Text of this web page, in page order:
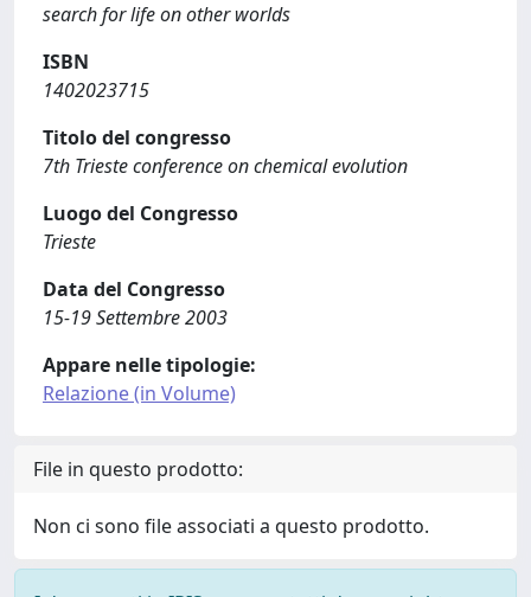
search for life on other worlds
ISBN
1402023715
Titolo del congresso
7th Trieste conference on chemical evolution
Luogo del Congresso
Trieste
Data del Congresso
15-19 Settembre 2003
Appare nelle tipologie:
Relazione (in Volume)
File in questo prodotto:
Non ci sono file associati a questo prodotto.